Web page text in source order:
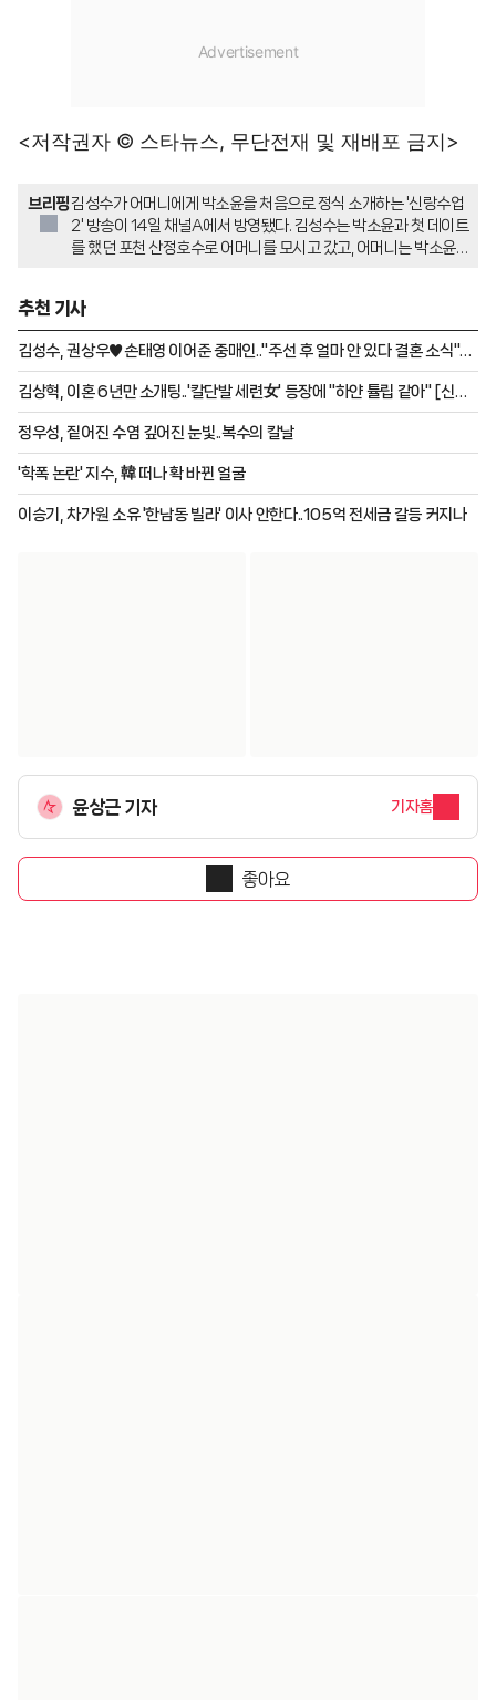
<저작권자 © 스타뉴스, 무단전재 및 재배포 금지>
브리핑김성수가 어머니에게 박소윤을 처음으로 정식 소개하는 '신랑수업
2' 방송이 14일 채널A에서 방영됐다. 김성수는 박소윤과 첫 데이트
를 했던 포천 산정호수로 어머니를 모시고 갔고, 어머니는 박소윤과
진전에 대한 질문을 던졌다.
추천 기사
김성수, 권상우♥손태영 이어준 중매인.."주선 후 얼마 안 있다 결혼 소식"
[신랑수업2]
김상혁, 이혼 6년만 소개팅..'칼단발 세련女' 등장에 "하얀 튤립 같아" [신랑
수업2]
정우성, 짙어진 수염 깊어진 눈빛..복수의 칼날
'학폭 논란' 지수, 韓 떠나 확 바뀐 얼굴
이승기, 차가원 소유 '한남동 빌라' 이사 안한다..105억 전세금 갈등 커지나
윤상근 기자 기자홈
좋아요